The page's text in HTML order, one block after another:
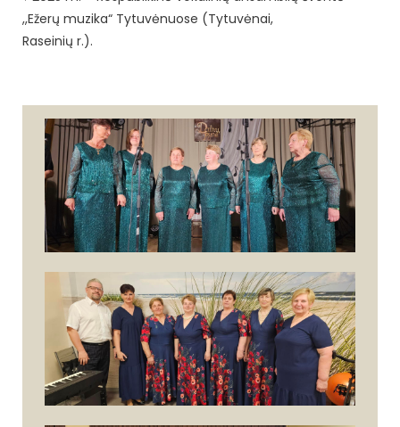
,,Ežerų muzika“ Tytuvėnuose (Tytuvėnai,
Raseinių r.).